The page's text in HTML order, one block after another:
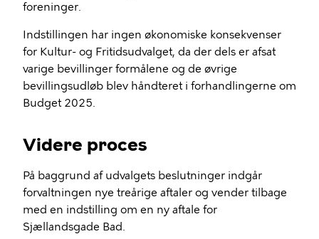
foreninger.
Indstillingen har ingen økonomiske konsekvenser
for Kultur- og Fritidsudvalget, da der dels er afsat
varige bevillinger formålene og de øvrige
bevillingsudløb blev håndteret i forhandlingerne om
Budget 2025.
Videre proces
På baggrund af udvalgets beslutninger indgår
forvaltningen nye treårige aftaler og vender tilbage
med en indstilling om en ny aftale for
Sjællandsgade Bad.